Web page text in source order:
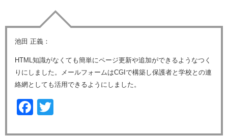
池田 正義：
HTML知識がなくても簡単にページ更新や追加ができるようなつく
りにしました。メールフォームはCGIで構築し保護者と学校との連
絡網としても活用できるようにしました。
Facebook